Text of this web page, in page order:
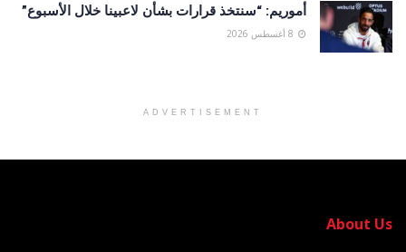
أموريم: “سنتخذ قرارات بشأن لاعبينا خلال الأسبوع”
ADVERTISEMENT
About Us